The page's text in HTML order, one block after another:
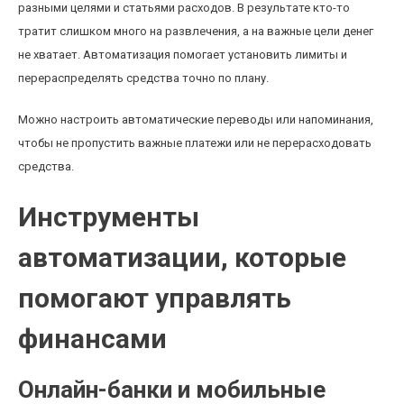
разными целями и статьями расходов. В результате кто-то
тратит слишком много на развлечения, а на важные цели денег
не хватает. Автоматизация помогает установить лимиты и
перераспределять средства точно по плану.
Можно настроить автоматические переводы или напоминания,
чтобы не пропустить важные платежи или не перерасходовать
средства.
Инструменты
автоматизации, которые
помогают управлять
финансами
Онлайн-банки и мобильные